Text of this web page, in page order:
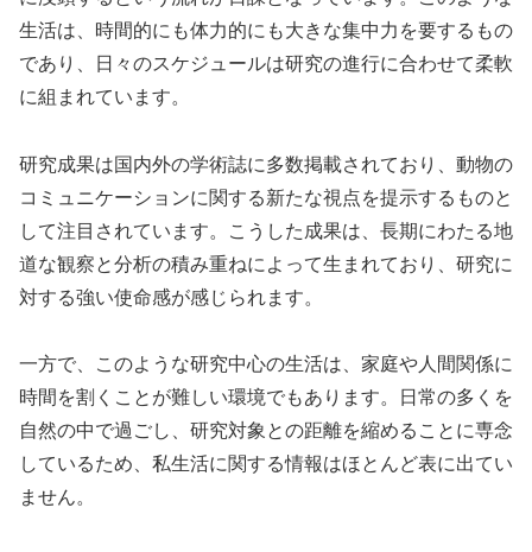
生活は、時間的にも体力的にも大きな集中力を要するもの
であり、日々のスケジュールは研究の進行に合わせて柔軟
に組まれています。
研究成果は国内外の学術誌に多数掲載されており、動物の
コミュニケーションに関する新たな視点を提示するものと
して注目されています。こうした成果は、長期にわたる地
道な観察と分析の積み重ねによって生まれており、研究に
対する強い使命感が感じられます。
一方で、このような研究中心の生活は、家庭や人間関係に
時間を割くことが難しい環境でもあります。日常の多くを
自然の中で過ごし、研究対象との距離を縮めることに専念
しているため、私生活に関する情報はほとんど表に出てい
ません。